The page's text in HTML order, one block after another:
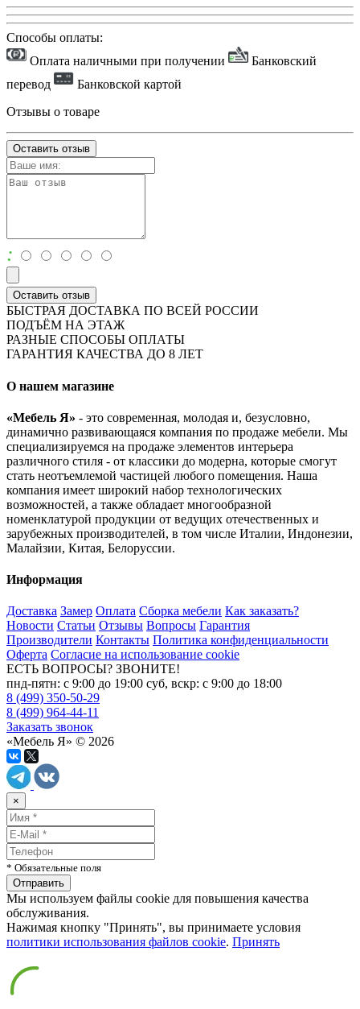
Способы оплаты:
Оплата наличными при получении
Банковский
перевод
Банковской картой
Отзывы о товаре
Оставить отзыв
:
Оставить отзыв
БЫСТРАЯ ДОСТАВКА ПО ВСЕЙ РОССИИ
ПОДЪЁМ НА ЭТАЖ
РАЗНЫЕ СПОСОБЫ ОПЛАТЫ
ГАРАНТИЯ КАЧЕСТВА ДО 8 ЛЕТ
О нашем магазине
«Мебель Я» - это современная, молодая и, безусловно,
динамично развивающаяся компания по продаже мебели. Мы
специализируемся на продаже элементов интерьера
различного стиля - от классики до модерна, которые смогут
стать неотъемлемой частицей любого помещения. Наша
компания имеет широкий набор технологических
возможностей, а также обладает многообразной
номенклатурой продукции от ведущих отечественных и
зарубежных производителей, в том числе Италии, Индонезии,
Малайзии, Китая, Белоруссии.
Информация
Доставка Замер Оплата Сборка мебели Как заказать?
Новости Статьи Отзывы Вопросы Гарантия
Производители Контакты Политика конфиденциальности
Оферта Согласие на использование cookie
ЕСТЬ ВОПРОСЫ? ЗВОНИТЕ!
пнд-пятн: с 9:00 до 19:00 суб, вскр: с 9:00 до 18:00
8 (499) 350-50-29
8 (499) 964-44-11
Заказать звонок
«Мебель Я» © 2026
×
* Обязательные поля
Мы используем файлы cookie для повышения качества
обслуживания.
Нажимая кнопку "Принять", вы принимаете условия
политики использования файлов cookie. Принять